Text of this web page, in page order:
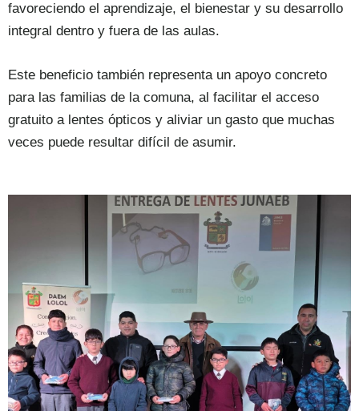
favoreciendo el aprendizaje, el bienestar y su desarrollo
integral dentro y fuera de las aulas.
Este beneficio también representa un apoyo concreto
para las familias de la comuna, al facilitar el acceso
gratuito a lentes ópticos y aliviar un gasto que muchas
veces puede resultar difícil de asumir.